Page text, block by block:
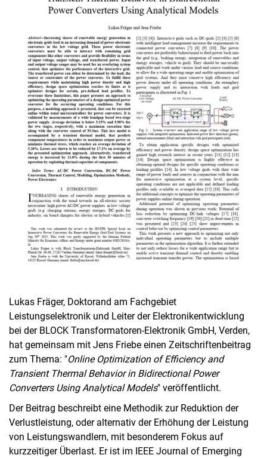
Lukas Fräger, Doktorand am Fachgebiet
Leistungselektronik und Leiter der Elektronikentwicklung
bei der BLOCK Transformatoren-Elektronik GmbH, Verden,
hat gemeinsam mit Jens Friebe einen Zeitschriftenbeitrag
zum Thema: "Online Optimization of Efficiency and
Transient Thermal Behavior in Bidirectional Power
Converters Using Analytical Models" veröffentlicht.
Der Beitrag beschreibt eine Methodik zur Reduktion der
Verlustleistung, oder alternativ der Erhöhung der Leistung
von Leistungswandlern, mit besonderem Fokus auf
kurzzeitiger Überlast. Er ist im IEEE Journal of Emerging